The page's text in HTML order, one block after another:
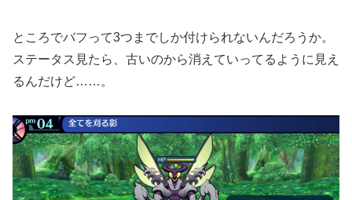
ところでバフって3つまでしか付けられないんだろうか。
ステータス見たら、古いのから消えていってるように見え
るんだけど……。